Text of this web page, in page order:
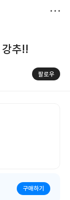
추!!
팔로우
구매하기